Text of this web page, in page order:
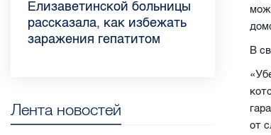
В
от
цитируемых СМИ
Петербурга и Ленобласти
во II квартале 2026 года
Елизаветинской больницы
рассказала, как избежать
заражения гепатитом
для родителей
высокий и самый низкий
конкурс
ахиллова сухожилия летом
возможностях для
работающих родителей
Елизаветинской больницы
ответила на главные
вопросы о заболевании
можно приготовить дома в
жару
Лента новостей